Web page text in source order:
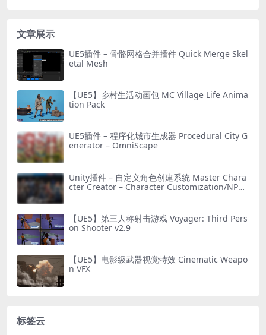
文章展示
UE5插件 – 骨骼网格合并插件 Quick Merge Skel
etal Mesh
【UE5】乡村生活动画包 MC Village Life Anima
tion Pack
UE5插件 – 程序化城市生成器 Procedural City G
enerator – OmniScape
Unity插件 – 自定义角色创建系统 Master Chara
cter Creator – Character Customization/NPC
【UE5】第三人称射击游戏 Voyager: Third Pers
on Shooter v2.9
【UE5】电影级武器视觉特效 Cinematic Weapo
n VFX
标签云